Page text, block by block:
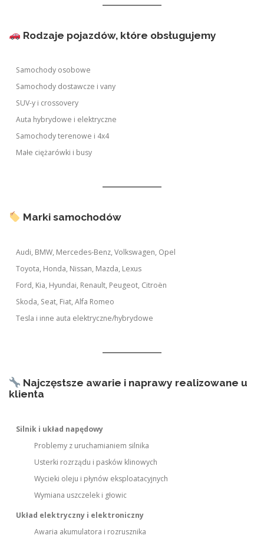
Rodzaje pojazdów, które obsługujemy
Samochody osobowe
Samochody dostawcze i vany
SUV-y i crossovery
Auta hybrydowe i elektryczne
Samochody terenowe i 4x4
Małe ciężarówki i busy
Marki samochodów
Audi, BMW, Mercedes-Benz, Volkswagen, Opel
Toyota, Honda, Nissan, Mazda, Lexus
Ford, Kia, Hyundai, Renault, Peugeot, Citroën
Skoda, Seat, Fiat, Alfa Romeo
Tesla i inne auta elektryczne/hybrydowe
Najczęstsze awarie i naprawy realizowane u
klienta
Silnik i układ napędowy
Problemy z uruchamianiem silnika
Usterki rozrządu i pasków klinowych
Wycieki oleju i płynów eksploatacyjnych
Wymiana uszczelek i głowic
Układ elektryczny i elektroniczny
Awaria akumulatora i rozrusznika